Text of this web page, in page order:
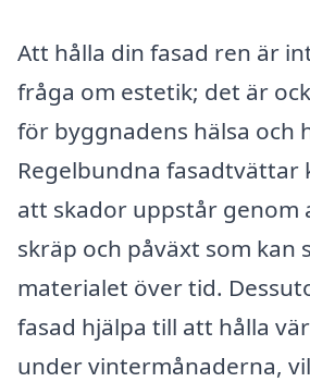
Att hålla din fasad ren är
fråga om estetik; det är
för byggnadens hälsa och
Regelbundna fasadtvättar
att skador uppstår genom
skräp och påväxt som kan
materialet över tid.
fasad hjälpa till att hålla
under vintermånaderna,